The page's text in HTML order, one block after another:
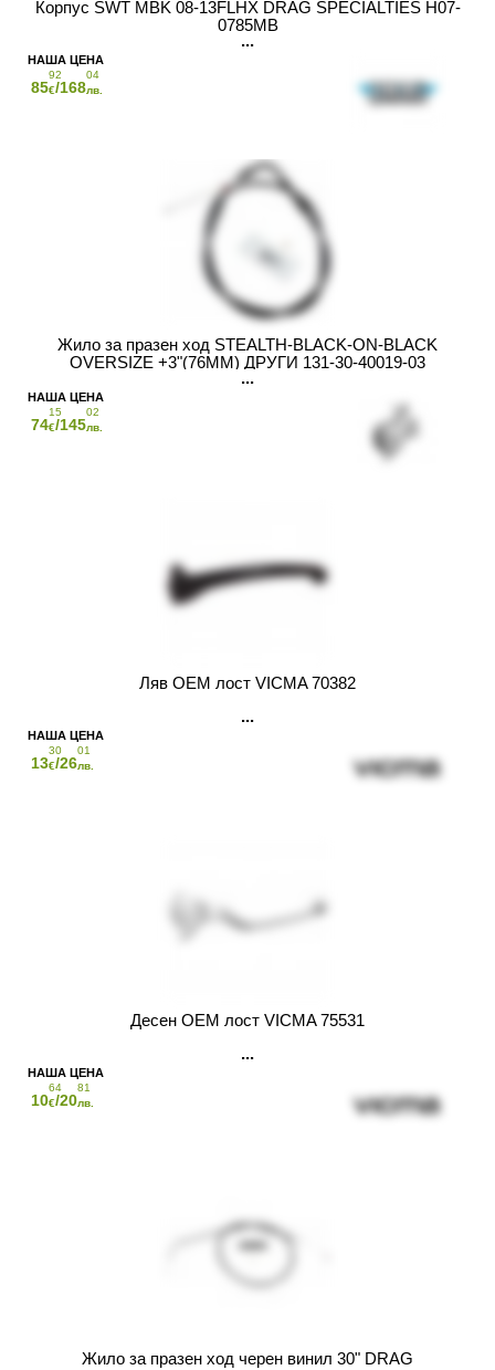
Корпус SWT MBK 08-13FLHX DRAG SPECIALTIES H07-
0785MB
85
92
€/168
04
лв.
Жило за празен ход STEALTH-BLACK-ON-BLACK
OVERSIZE +3"(76MM) ДРУГИ 131-30-40019-03
74
15
€/145
02
лв.
Ляв OEM лост VICMA 70382
13
30
€/26
01
лв.
Десен OEM лост VICMA 75531
10
64
€/20
81
лв.
Жило за празен ход черен винил 30" DRAG